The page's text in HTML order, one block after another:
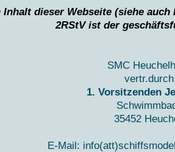
dieser Webseite (siehe auch
2RStV ist der
SMC
1. Vorsitzenden
35452
E-Mail: